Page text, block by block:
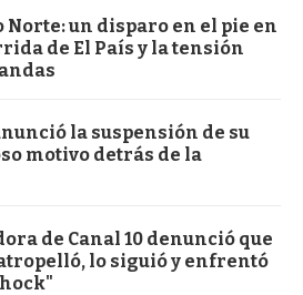
Norte: un disparo en el pie en
de El País y la tensión
la suspensión de su
motivo detrás de la
de Canal 10 denunció que
lo siguió y enfrentó